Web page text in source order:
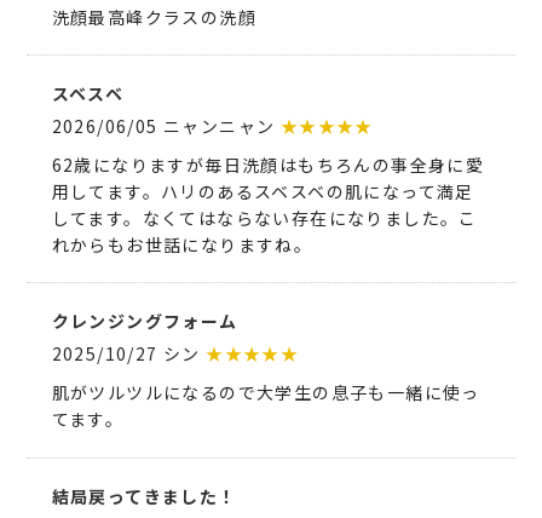
洗顔最高峰クラスの洗顔
スベスベ
2026/06/05 ニャンニャン ★★★★★
62歳になりますが毎日洗顔はもちろんの事全身に愛
用してます。ハリのあるスベスベの肌になって満足
してます。なくてはならない存在になりました。こ
れからもお世話になりますね。
クレンジングフォーム
2025/10/27 シン★★★★★
肌がツルツルになるので大学生の息子も一緒に使っ
てます。
結局戻ってきました！